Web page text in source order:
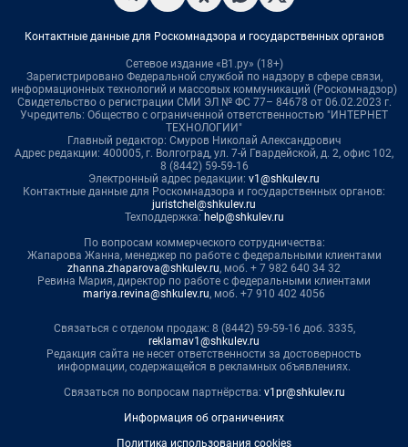
Контактные данные для Роскомнадзора и государственных органов
Сетевое издание «В1.ру» (18+)
Зарегистрировано Федеральной службой по надзору в сфере связи,
информационных технологий и массовых коммуникаций (Роскомнадзор)
Свидетельство о регистрации СМИ ЭЛ № ФС 77– 84678 от 06.02.2023 г.
Учредитель: Общество с ограниченной ответственностью "ИНТЕРНЕТ
ТЕХНОЛОГИИ"
Главный редактор: Смуров Николай Александрович
Адрес редакции: 400005, г. Волгоград, ул. 7-й Гвардейской, д. 2, офис 102,
8 (8442) 59-59-16
Электронный адрес редакции: v1@shkulev.ru
Контактные данные для Роскомнадзора и государственных органов:
juristchel@shkulev.ru
Техподдержка: help@shkulev.ru
По вопросам коммерческого сотрудничества:
Жапарова Жанна, менеджер по работе с федеральными клиентами
zhanna.zhaparova@shkulev.ru, моб. + 7 982 640 34 32
Ревина Мария, директор по работе с федеральными клиентами
mariya.revina@shkulev.ru, моб. +7 910 402 4056
Связаться с отделом продаж: 8 (8442) 59-59-16 доб. 3335,
reklamav1@shkulev.ru
Редакция сайта не несет ответственности за достоверность
информации, содержащейся в рекламных объявлениях.
Связаться по вопросам партнёрства: v1pr@shkulev.ru
Информация об ограничениях
Политика использования cookies